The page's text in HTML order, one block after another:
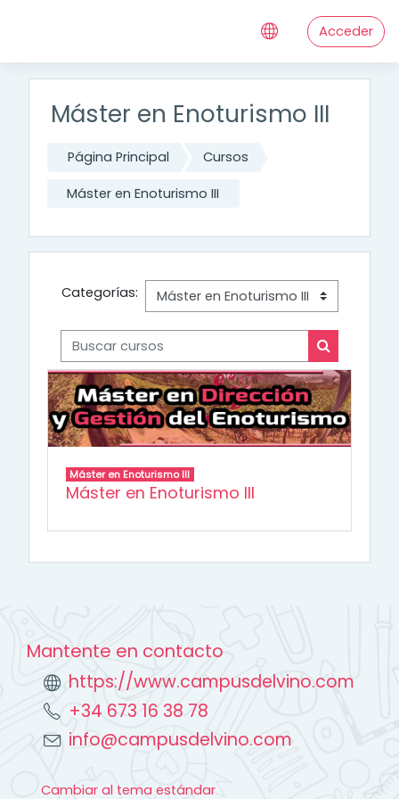
Acceder
Máster en Enoturismo III
Página Principal Cursos
Máster en Enoturismo III
Categorías:
Buscar cursos
Buscar
Máster en Enoturismo III
Máster en Enoturismo III
Mantente en contacto
https://www.campusdelvino.com
+34 673 16 38 78
info@campusdelvino.com
Cambiar al tema estándar